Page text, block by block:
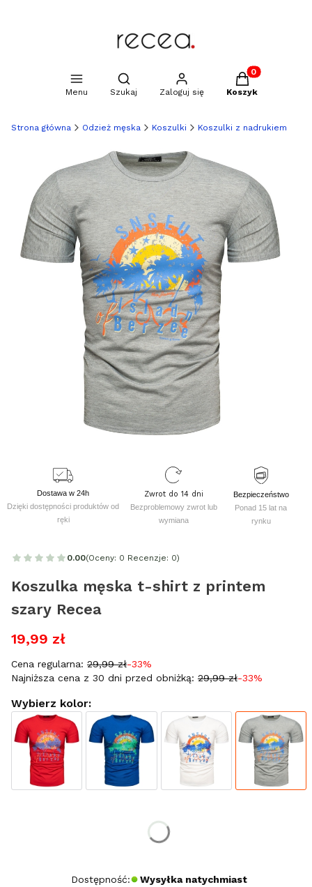
Menu
Otwórz wyszukiwarkę
Szukaj Zaloguj się
Produkty w
Koszyk
Strona główna Odzież męska Koszulki Koszulki z nadrukiem
Dostawa w 24h
Dzięki dostępności produktów od
ręki
Zwrot do 14 dni
Bezproblemowy zwrot lub
wymiana
Bezpieczeństwo
Ponad 15 lat na
rynku
0.00(Oceny: 0 Recenzje: 0)
Koszulka męska t-shirt z printem
szary Recea
19,99 zł
Cena regularna: 29,99 zł-33%
Najniższa cena z 30 dni przed obniżką: 29,99 zł-33%
Wybierz kolor:
Dostępność: Wysyłka natychmiast